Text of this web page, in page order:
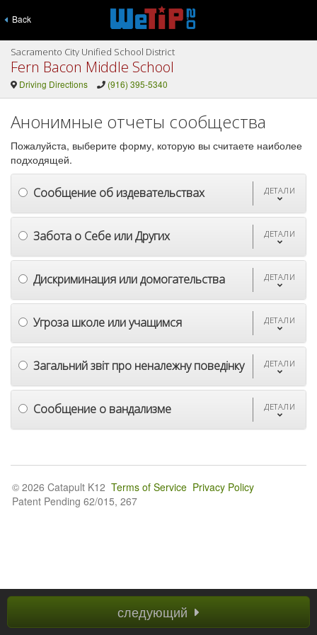
Back
Sacramento City Unified School District
Fern Bacon Middle School
Driving Directions (916) 395-5340
Анонимные отчеты сообщества
Пожалуйста, выберите форму, которую вы считаете наиболее
подходящей.
Сообщение об издевательствах ДЕТАЛИ
Забота о Себе или Других ДЕТАЛИ
Дискриминация или домогательства ДЕТАЛИ
Угроза школе или учащимся ДЕТАЛИ
Загальний звіт про неналежну поведінку ДЕТАЛИ
Сообщение о вандализме ДЕТАЛИ
следующий
© 2026 Catapult K12 Terms of Service Privacy Policy
Patent Pending 62/015, 267